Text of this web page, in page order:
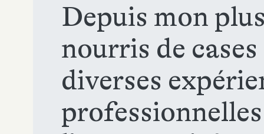
Depuis mon
nourris de
diverses